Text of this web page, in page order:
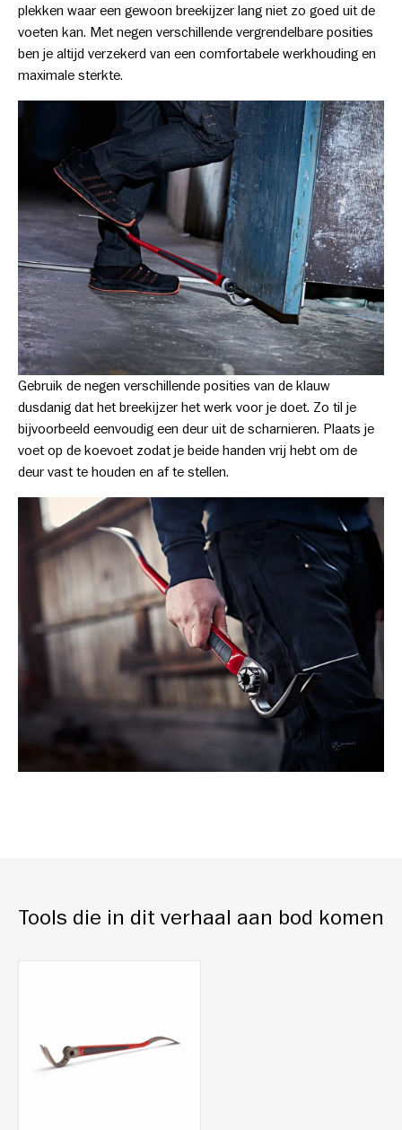
plekken waar een gewoon breekijzer lang niet zo goed uit de
voeten kan. Met negen verschillende vergrendelbare posities
ben je altijd verzekerd van een comfortabele werkhouding en
maximale sterkte.
Gebruik de negen verschillende posities van de klauw
dusdanig dat het breekijzer het werk voor je doet. Zo til je
bijvoorbeeld eenvoudig een deur uit de scharnieren. Plaats je
voet op de koevoet zodat je beide handen vrij hebt om de
deur vast te houden en af te stellen.
Tools die in dit verhaal aan bod komen